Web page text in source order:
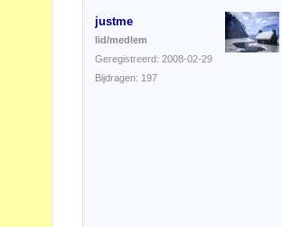
justme
lid/medlem
Geregistreerd: 2008-02-29
Bijdragen: 197